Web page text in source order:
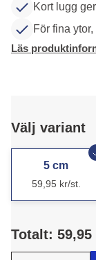
Kort lugg
För fina
Läs
Välj variant
5 cm
59,95 kr/st.
Totalt: 59,95